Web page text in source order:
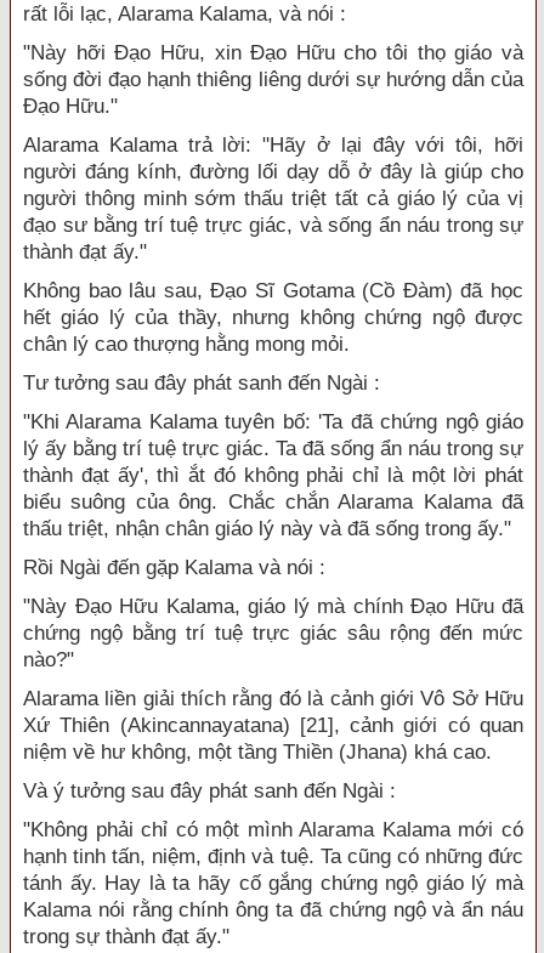
rất lỗi lạc, Alarama Kalama, và nói :
"Này hỡi Đạo Hữu, xin Đạo Hữu cho tôi thọ giáo và
sống đời đạo hạnh thiêng liêng dưới sự hướng dẫn của
Đạo Hữu."
Alarama Kalama trả lời: "Hãy ở lại đây với tôi, hỡi
người đáng kính, đường lối dạy dỗ ở đây là giúp cho
người thông minh sớm thấu triệt tất cả giáo lý của vị
đạo sư bằng trí tuệ trực giác, và sống ẩn náu trong sự
thành đạt ấy."
Không bao lâu sau, Đạo Sĩ Gotama (Cồ Đàm) đã học
hết giáo lý của thầy, nhưng không chứng ngộ được
chân lý cao thượng hằng mong mỏi.
Tư tưởng sau đây phát sanh đến Ngài :
"Khi Alarama Kalama tuyên bố: 'Ta đã chứng ngộ giáo
lý ấy bằng trí tuệ trực giác. Ta đã sống ẩn náu trong sự
thành đạt ấy', thì ắt đó không phải chỉ là một lời phát
biểu suông của ông. Chắc chắn Alarama Kalama đã
thấu triệt, nhận chân giáo lý này và đã sống trong ấy."
Rồi Ngài đến gặp Kalama và nói :
"Này Đạo Hữu Kalama, giáo lý mà chính Đạo Hữu đã
chứng ngộ bằng trí tuệ trực giác sâu rộng đến mức
nào?"
Alarama liền giải thích rằng đó là cảnh giới Vô Sở Hữu
Xứ Thiên (Akincannayatana) [21], cảnh giới có quan
niệm về hư không, một tầng Thiền (Jhana) khá cao.
Và ý tưởng sau đây phát sanh đến Ngài :
"Không phải chỉ có một mình Alarama Kalama mới có
hạnh tinh tấn, niệm, định và tuệ. Ta cũng có những đức
tánh ấy. Hay là ta hãy cố gắng chứng ngộ giáo lý mà
Kalama nói rằng chính ông ta đã chứng ngộ và ẩn náu
trong sự thành đạt ấy."